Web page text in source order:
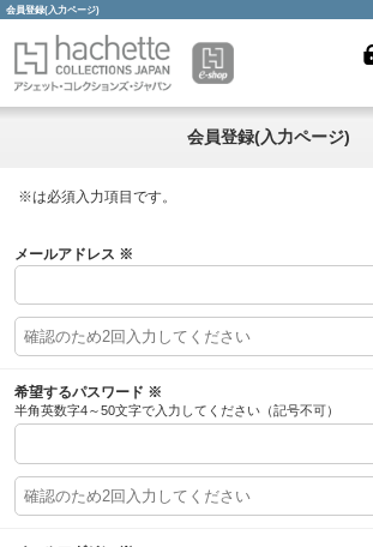
会員登録(入力ページ)
会員登録(入力ページ)
※は必須入力項目です。
メールアドレス ※
希望するパスワード ※
半角英数字4～50文字で入力してください（記号不可）